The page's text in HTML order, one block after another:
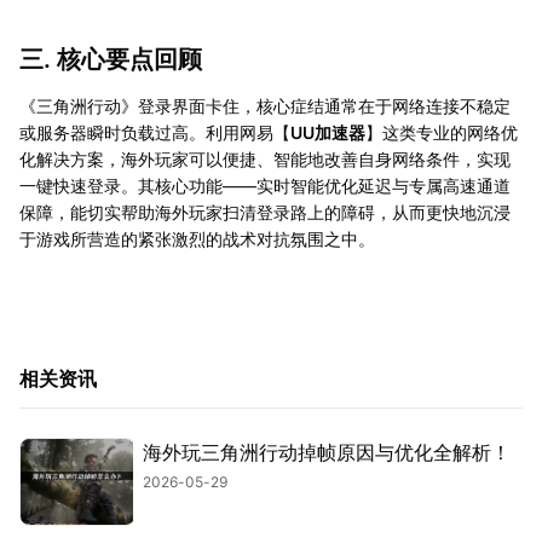
三. 核心要点回顾
《三角洲行动》登录界面卡住，核心症结通常在于网络连接不稳定
或服务器瞬时负载过高。利用网易【UU加速器】这类专业的网络优
化解决方案，海外玩家可以便捷、智能地改善自身网络条件，实现
一键快速登录。其核心功能——实时智能优化延迟与专属高速通道
保障，能切实帮助海外玩家扫清登录路上的障碍，从而更快地沉浸
于游戏所营造的紧张激烈的战术对抗氛围之中。
相关资讯
海外玩三角洲行动掉帧原因与优化全解析！
2026-05-29